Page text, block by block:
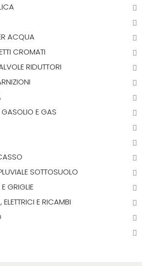
ACQUA
CROMATI
RIDUTTORI
E GAS
SOTTOSUOLO
GRIGLIE
E RICAMBI